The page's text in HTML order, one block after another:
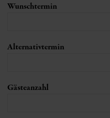
Wunschtermin
Alternativtermin
Gästeanzahl